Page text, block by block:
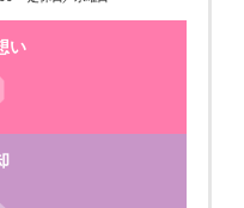
い